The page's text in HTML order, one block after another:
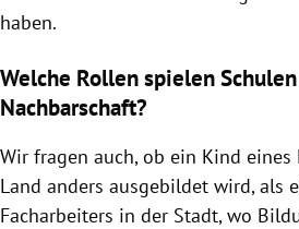
haben.
Welche Rollen spielen
Nachbarschaft?
Wir fragen auch, ob ein Kind eines
Land anders ausgebildet wird, als
Facharbeiters in der Stadt, wo